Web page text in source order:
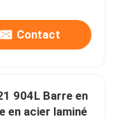
Contact
904L Barre en
en acier laminé